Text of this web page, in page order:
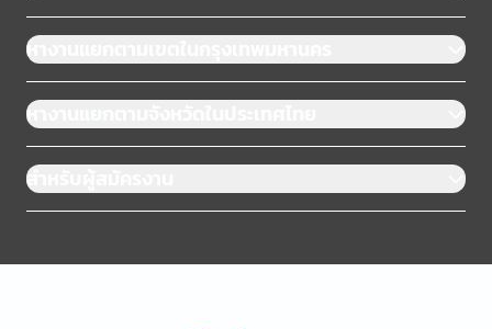
หางานแยกตามเขตในกรุงเทพมหานคร
หางานแยกตามจังหวัดในประเทศไทย
สำหรับผู้สมัครงาน